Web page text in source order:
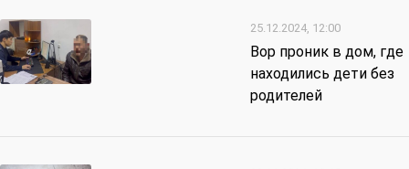
25.12.2024, 12:00
Вор проник в дом, где
находились дети без
родителей